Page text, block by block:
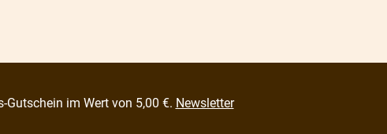
im Wert von 5,00 €. Newsletter